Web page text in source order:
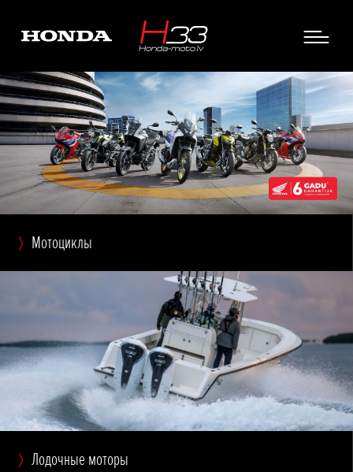
Мотоциклы
Лодочные моторы